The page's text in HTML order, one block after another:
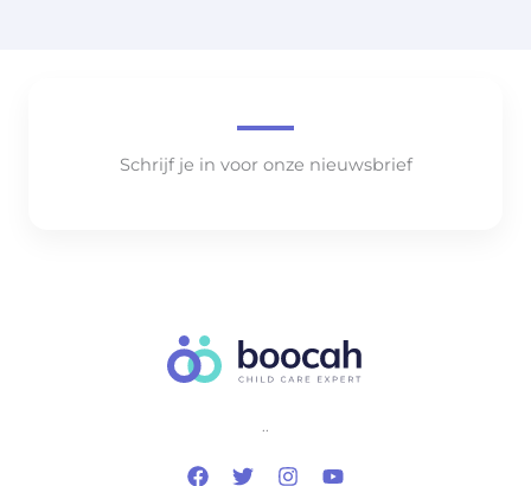
Schrijf je in voor onze nieuwsbrief
..